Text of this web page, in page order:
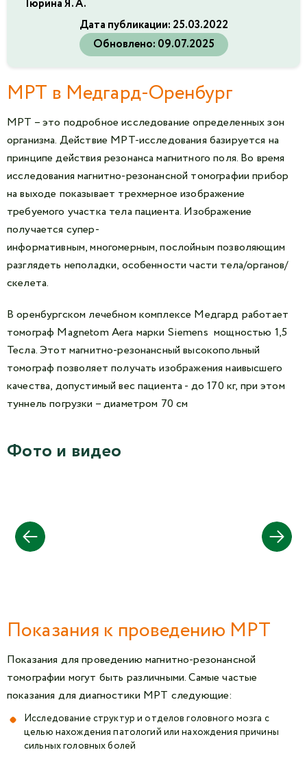
Тюрина Я. А.
Дата публикации: 25.03.2022
Обновлено: 09.07.2025
МРТ в Медгард-Оренбург
МРТ – это подробное исследование определенных зон
организма. Действие МРТ-исследования базируется на
принципе действия резонанса магнитного поля. Во время
исследования магнитно-резонансной томографии прибор
на выходе показывает трехмерное изображение
требуемого участка тела пациента. Изображение
получается супер-
информативным, многомерным, послойным позволяющим
разглядеть неполадки, особенности части тела/органов/
скелета.
В оренбургском лечебном комплексе Медгард работает
томограф Magnetom Aera марки Siemens мощностью 1,5
Тесла. Этот магнитно-резонансный высокопольный
томограф позволяет получать изображения наивысшего
качества, допустимый вес пациента - до 170 кг, при этом
туннель погрузки – диаметром 70 см
Фото и видео
Показания к проведению МРТ
Показания для проведению магнитно-резонансной
томографии могут быть различными. Самые частые
показания для диагностики МРТ следующие:
Исследование структур и отделов головного мозга с
целью нахождения патологий или нахождения причины
сильных головных болей